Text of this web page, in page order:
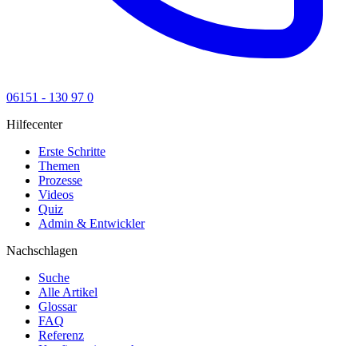
06151 - 130 97 0
Hilfecenter
Erste Schritte
Themen
Prozesse
Videos
Quiz
Admin & Entwickler
Nachschlagen
Suche
Alle Artikel
Glossar
FAQ
Referenz